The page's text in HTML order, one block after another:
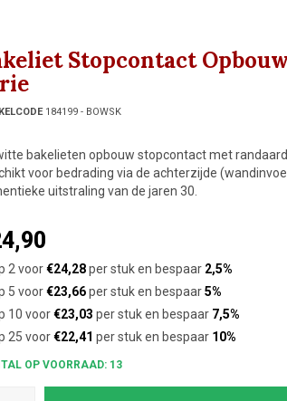
Stopcontact
184199 - BOWSK
bakelieten opbouw stopcontact met
voor bedrading via de achterzijde
uitstraling van de jaren 30.
2 voor€24,28per stuk en bespaar 2,5%
5 voor€23,66per stuk en bespaar5%
10 voor€23,03 per stuk en bespaar 7,5%
25 voor€22,41 per stuk en bespaar 10%
OP VOORRAAD: 13